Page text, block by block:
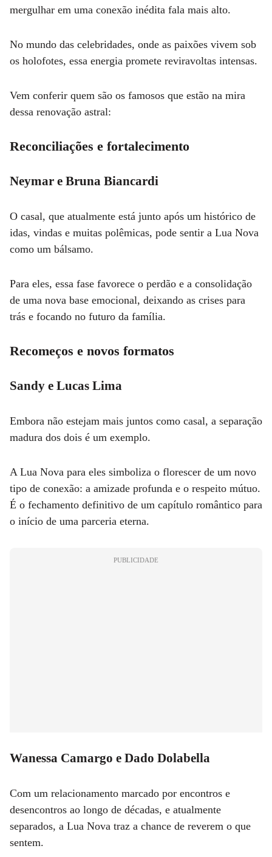
mergulhar em uma conexão inédita fala mais alto.
No mundo das celebridades, onde as paixões vivem sob
os holofotes, essa energia promete reviravoltas intensas.
Vem conferir quem são os famosos que estão na mira
dessa renovação astral:
Reconciliações e fortalecimento
Neymar e Bruna Biancardi
O casal, que atualmente está junto após um histórico de
idas, vindas e muitas polêmicas, pode sentir a Lua Nova
como um bálsamo.
Para eles, essa fase favorece o perdão e a consolidação
de uma nova base emocional, deixando as crises para
trás e focando no futuro da família.
Recomeços e novos formatos
Sandy e Lucas Lima
Embora não estejam mais juntos como casal, a separação
madura dos dois é um exemplo.
A Lua Nova para eles simboliza o florescer de um novo
tipo de conexão: a amizade profunda e o respeito mútuo.
É o fechamento definitivo de um capítulo romântico para
o início de uma parceria eterna.
PUBLICIDADE
Wanessa Camargo e Dado Dolabella
Com um relacionamento marcado por encontros e
desencontros ao longo de décadas, e atualmente
separados, a Lua Nova traz a chance de reverem o que
sentem.